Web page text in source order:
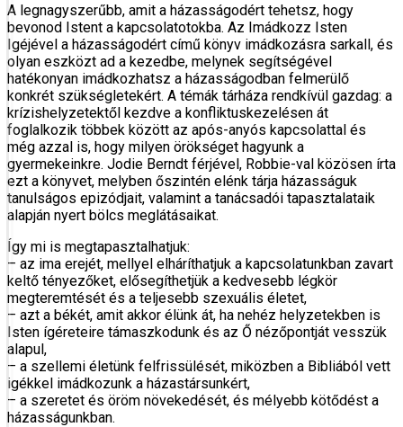
A legnagyszerűbb, amit a házasságodért tehetsz, hogy
bevonod Istent a kapcsolatotokba. Az Imádkozz Isten
Igéjével a házasságodért című könyv imád­kozásra sarkall, és
olyan eszközt ad a kezedbe, melynek segítségével
hatékonyan imádkozhatsz a házasságodban felmerülő
konkrét szükségletekért. A témák tárháza rendkívül gazdag: a
krízishelyzetektől kezdve a konflik­tus­kezelésen át
foglalkozik többek között az após-anyós kapcsolat­tal és
még azzal is, hogy milyen örökséget hagyunk a
gyermekeinkre. Jodie Berndt férjével, Robbie-val közösen írta
ezt a könyvet, melyben őszin­tén elénk tárja házasságuk
tanulságos epizódjait, valamint a tanácsadói ta­pasz­talataik
alapján nyert bölcs meglátásaikat.
Így mi is megtapasztalhatjuk:
– az ima erejét, mellyel elháríthatjuk a kapcsolatunkban zavart
keltő tényezőket, elősegíthetjük a kedvesebb légkör
megteremtését és a teljesebb szexuális életet,
– azt a békét, amit akkor élünk át, ha nehéz helyzetekben is
Isten ígéreteire támaszkodunk és az Ő nézőpontját vesszük
alapul,
– a szellemi életünk felfrissülését, miközben a Bibliából vett
igékkel imádkozunk a házastársunkért,
– a szeretet és öröm növekedését, és mélyebb kötődést a
házasságunkban.